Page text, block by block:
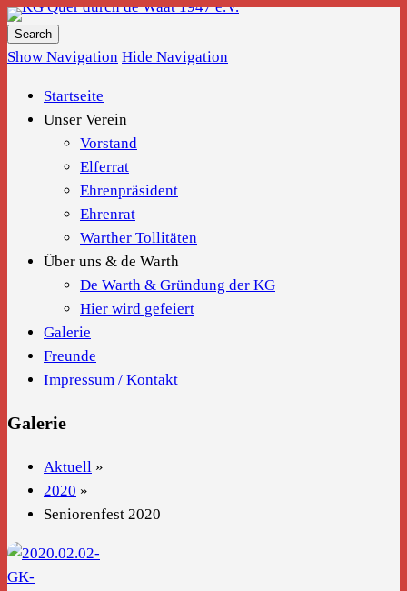
KG Quer durch de Waat 1947 e.V.
Show Navigation Hide Navigation
Startseite
Unser Verein
Vorstand
Elferrat
Ehrenpräsident
Ehrenrat
Warther Tollitäten
Über uns & de Warth
De Warth & Gründung der KG
Hier wird gefeiert
Galerie
Freunde
Impressum / Kontakt
Galerie
Aktuell »
2020 »
Seniorenfest 2020